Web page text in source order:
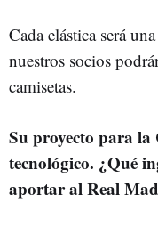
Cada elástica será
nuestros socios
camisetas.
Su proyecto para
tecnológico. ¿Qué
aportar al Real